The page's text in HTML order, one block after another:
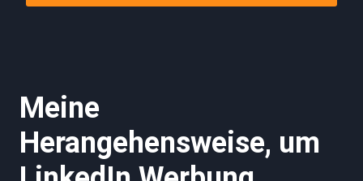
Meine
Herangehensweise, um